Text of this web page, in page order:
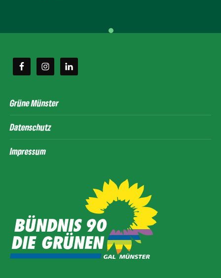
Grüne Münster
Datenschutz
Impressum